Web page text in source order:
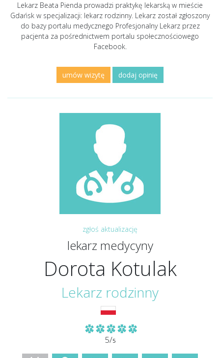
Lekarz Beata Pienda prowadzi praktykę lekarską w mieście
Gdańsk w specjalizacji: lekarz rodzinny. Lekarz został zgłoszony
do bazy portalu medycznego Profesjonalny Lekarz przez
pacjenta za pośrednictwem portalu społecznościowego
Facebook.
umów wizytę dodaj opinię
zgłoś aktualizację
lekarz medycyny
Dorota Kotulak
Lekarz rodzinny
5/5